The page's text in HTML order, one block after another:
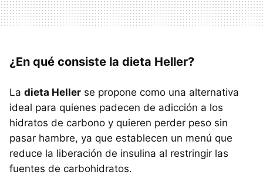
¿En qué consiste la dieta Heller?
La dieta Heller se propone como una alternativa
ideal para quienes padecen de adicción a los
hidratos de carbono y quieren perder peso sin
pasar hambre, ya que establecen un menú que
reduce la liberación de insulina al restringir las
fuentes de carbohidratos.